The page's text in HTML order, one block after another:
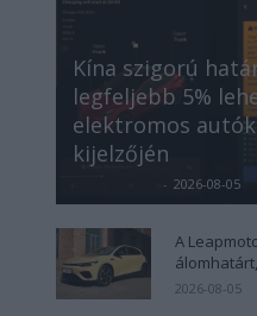
Kína szigorú
legfeljebb 5%
elektromos
kijelzőjén
- 2026-08-05
A
2026-08-05